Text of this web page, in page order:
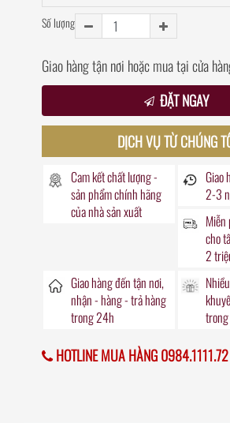
Số lượng
Giao hàng tận nơi hoặc mua tại cửa
ĐẶT NGAY
DỊCH VỤ TỪ CHÚNG
Cam kết chất lượng -
sản phẩm chính hãng
của nhà sản xuất
Giao
2-3
Miễn
cho
2
Giao hàng đếntận nơi,
nhận - hàng - trả hàng
trong24h
HOTLINE MUA HÀNG 0984.1111.72